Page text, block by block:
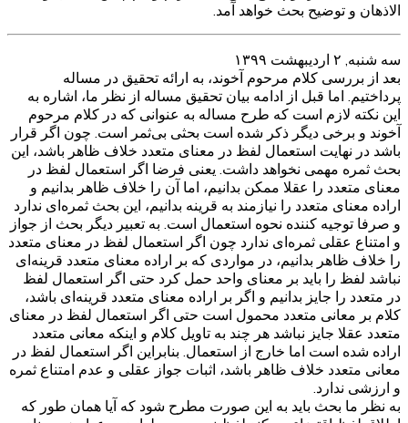
الاذهان و توضیح بحث خواهد آمد.
سه شنبه, ۲ اردیبهشت ۱۳۹۹
بعد از بررسی کلام مرحوم آخوند، به ارائه تحقیق در مساله
پرداختیم. اما قبل از ادامه بیان تحقیق مساله از نظر ما، اشاره به
این نکته لازم است که طرح مساله به عنوانی که در کلام مرحوم
آخوند و برخی دیگر ذکر شده است بحثی بی‌ثمر است. چون اگر قرار
باشد در نهایت استعمال لفظ در معنای متعدد خلاف ظاهر باشد، این
بحث ثمره‌ مهمی نخواهد داشت. یعنی فرضا اگر استعمال لفظ در
معنای متعدد را عقلا ممکن بدانیم، اما آن را خلاف ظاهر بدانیم و
اراده معنای متعدد را نیازمند به قرینه بدانیم، این بحث ثمره‌ای ندارد
و صرفا توجیه کننده نحوه استعمال است. به تعبیر دیگر بحث از جواز
و امتناع عقلی ثمره‌ای ندارد چون اگر استعمال لفظ در معنای متعدد
را خلاف ظاهر بدانیم، در مواردی که بر اراده معنای متعدد قرینه‌ای
نباشد لفظ را باید بر معنای واحد حمل کرد حتی اگر استعمال لفظ
در متعدد را جایز بدانیم و اگر بر اراده معنای متعدد قرینه‌‌ای باشد،
کلام بر معانی متعدد محمول است حتی اگر استعمال لفظ در معنای
متعدد عقلا جایز نباشد هر چند به تاویل کلام و اینکه معانی متعدد
اراده شده است اما خارج از استعمال. بنابراین اگر استعمال لفظ در
معانی متعدد خلاف ظاهر باشد، اثبات جواز عقلی و عدم امتناع ثمره
و ارزشی ندارد.
به نظر ما بحث باید به این صورت مطرح شود که آیا همان طور که